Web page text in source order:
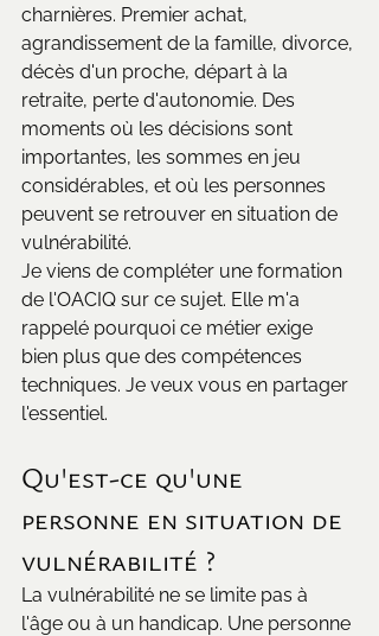
charnières. Premier achat,
agrandissement de la famille, divorce,
décès d'un proche, départ à la
retraite, perte d'autonomie. Des
moments où les décisions sont
importantes, les sommes en jeu
considérables, et où les personnes
peuvent se retrouver en situation de
vulnérabilité.
Je viens de compléter une formation
de l'OACIQ sur ce sujet. Elle m'a
rappelé pourquoi ce métier exige
bien plus que des compétences
techniques. Je veux vous en partager
l'essentiel.
Qu'est-ce qu'une
personne en situation de
vulnérabilité ?
La vulnérabilité ne se limite pas à
l'âge ou à un handicap. Une personne